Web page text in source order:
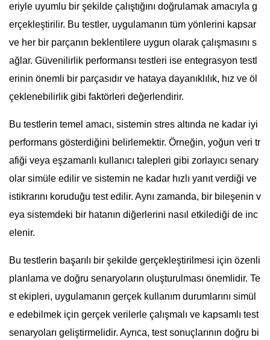
eriyle uyumlu bir şekilde çalıştığını doğrulamak amacıyla g
erçekleştirilir. Bu testler, uygulamanın tüm yönlerini kapsar
ve her bir parçanın beklentilere uygun olarak çalışmasını s
ağlar. Güvenilirlik performansı testleri ise entegrasyon testl
erinin önemli bir parçasıdır ve hataya dayanıklılık, hız ve öl
çeklenebilirlik gibi faktörleri değerlendirir.
Bu testlerin temel amacı, sistemin stres altında ne kadar iyi
performans gösterdiğini belirlemektir. Örneğin, yoğun veri tr
afiği veya eşzamanlı kullanıcı talepleri gibi zorlayıcı senary
olar simüle edilir ve sistemin ne kadar hızlı yanıt verdiği ve
istikrarını koruduğu test edilir. Aynı zamanda, bir bileşenin v
eya sistemdeki bir hatanın diğerlerini nasıl etkilediği de inc
elenir.
Bu testlerin başarılı bir şekilde gerçekleştirilmesi için özenli
planlama ve doğru senaryoların oluşturulması önemlidir. Te
st ekipleri, uygulamanın gerçek kullanım durumlarını simül
e edebilmek için gerçek verilerle çalışmalı ve kapsamlı test
senaryoları geliştirmelidir. Ayrıca, test sonuçlarının doğru bi